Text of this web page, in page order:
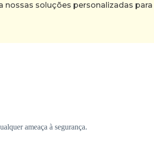
soluções personalizadas
ameaça à segurança.